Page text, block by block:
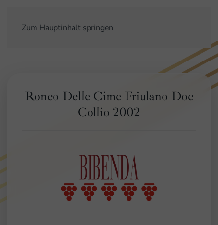
Zum Hauptinhalt springen
Ronco Delle Cime Friulano Doc
Collio 2002